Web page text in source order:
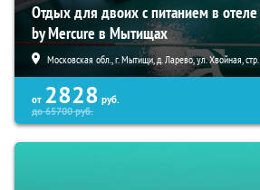
Отдых для двоих с питанием в
by Mercure в Мытищах
Московская обл., г. Мытищи, д. Ларево, ул. Хвойная,
от 2828 руб.
до65700руб.